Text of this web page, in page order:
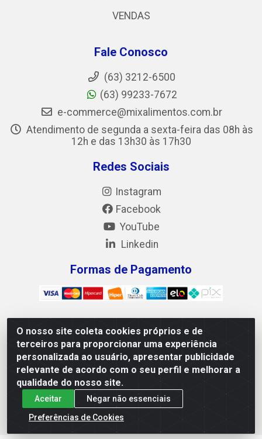
O nosso site coleta cookies próprios e de
terceiros para proporcionar uma experiência
personalizada ao usuário, apresentar publicidade
relevante de acordo com o seu perfil e melhorar a
qualidade do nosso site.
Aceitar
Negar não essenciais
Preferências de Cookies
VENDAS
Fale Conosco
(63) 3212-6500
(63) 99233-7672
e-commerce@mixalimentos.com.br
Atendimento de segunda a sexta-feira das 08h às
12h e das 13h30 às 17h30
Redes Sociais
Instagram
Facebook
YouTube
Linkedin
Formas de Pagamento
Mix Alimentos LTDA - Quadra Asr Ne 55 (412 Norte), Alameda
02, S/N - Plano Diretor Norte, Palmas/TO - CEP 77.006-540 -
CNPJ 05.922.500/0001-02